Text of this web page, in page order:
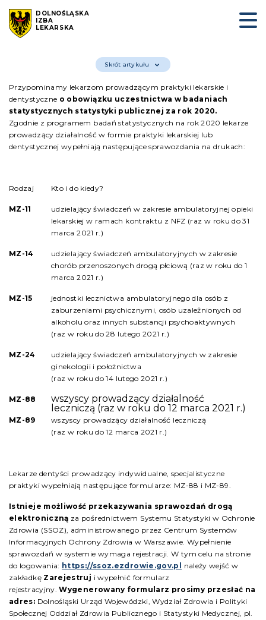
DOLNOŚLĄSKA
IZBA
LEKARSKA
Skrót artykułu
Przypominamy lekarzom prowadzącym praktyki lekarskie i
dentystyczne o obowiązku uczestnictwa w badaniach
statystycznych statystyki publicznej za rok 2020.
Zgodnie z programem badań statystycznych na rok 2020 lekarze
prowadzący działalność w formie praktyki lekarskiej lub
dentystycznej wypełniają następujące sprawozdania na drukach:
Rodzaj Kto i do kiedy?
MZ-11
udzielający świadczeń w zakresie ambulatoryjnej opieki
lekarskiej w ramach kontraktu z NFZ (raz w roku do 31
marca 2021 r.)
MZ-14
udzielający świadczeń ambulatoryjnych w zakresie
chorób przenoszonych drogą płciową (raz w roku do 1
marca 2021 r.)
MZ-15
jednostki lecznictwa ambulatoryjnego dla osób z
zaburzeniami psychicznymi, osób uzależnionych od
alkoholu oraz innych substancji psychoaktywnych
(raz w roku do 28 lutego 2021 r.)
MZ-24
udzielający świadczeń ambulatoryjnych w zakresie
ginekologii i położnictwa
(raz w roku do 14 lutego 2021 r.)
MZ-88
wszyscy prowadzący działalność
leczniczą (raz w roku do 12 marca 2021 r.)
MZ-89
wszyscy prowadzący działalność leczniczą
(raz w roku do 12 marca 2021 r.)
Lekarze dentyści prowadzący indywidualne, specjalistyczne
praktyki wypełniają następujące formularze: MZ-88 i MZ-89.
Istnieje możliwość przekazywania sprawozdań drogą
elektroniczną za pośrednictwem Systemu Statystyki w Ochronie
Zdrowia (SSOZ), administrowanego przez Centrum Systemów
Informacyjnych Ochrony Zdrowia w Warszawie. Wypełnienie
sprawozdań w systemie wymaga rejestracji. W tym celu na stronie
do logowania: https://ssoz.ezdrowie.gov.pl
należy wejść w
zakładkę Zarejestruj i wypełnić formularz
rejestracyjny.Wygenerowany formularz prosimy przesłać na
adres: Dolnośląski Urząd Wojewódzki, Wydział Zdrowia i Polityki
Społecznej Oddział Zdrowia Publicznego i Statystyki Medycznej, pl.